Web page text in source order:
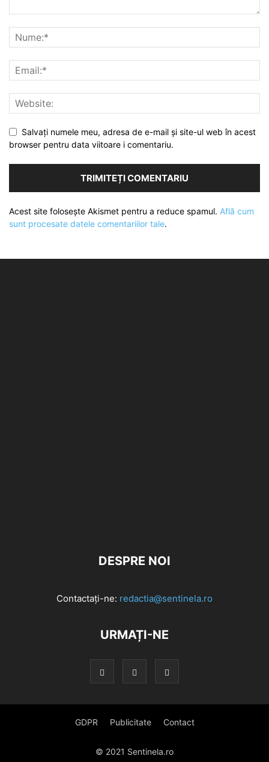
Salvați numele meu, adresa de e-mail și site-ul web în acest
browser pentru data viitoare i comentariu.
Acest site folosește Akismet pentru a reduce spamul. Află cum
sunt procesate datele comentariilor tale.
DESPRE NOI
Contactați-ne: redactia@sentinela.ro
URMAȚI-NE
GDPR Publicitate Contact
© 2021 Sentinela.ro